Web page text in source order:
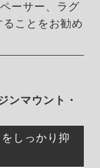
ーサー、ラグ
ことをお勧め
ンマウント・
しっかり抑